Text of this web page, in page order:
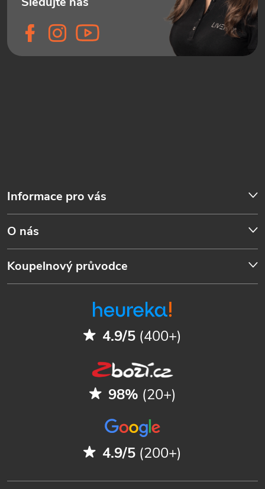
Informace pro vás
O nás
Koupelnový průvodce
4.9/5 (400+)
98% (20+)
4.9/5 (200+)